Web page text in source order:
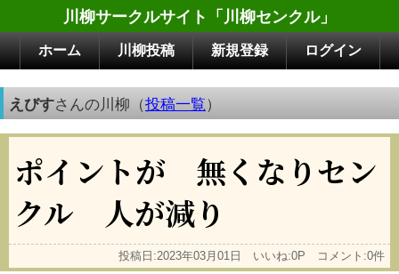
川柳サークルサイト「川柳センクル」
ホーム 川柳投稿 新規登録 ログイン
えびすさんの川柳（投稿一覧）
ポイントが 無くなりセン
クル 人が減り
投稿日:2023年03月01日 いいね:0P コメント:0件